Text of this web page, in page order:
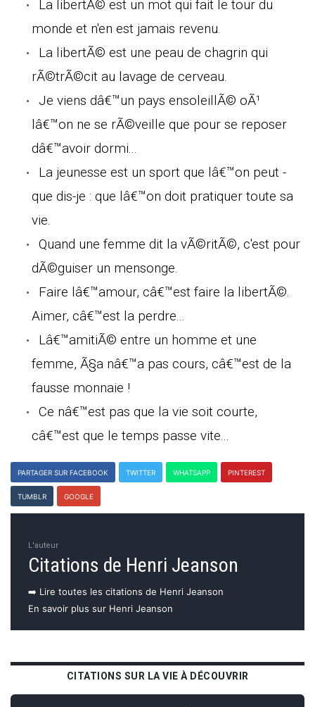
La libertÃ© est un mot qui fait le tour du
monde et n'en est jamais revenu.
La libertÃ© est une peau de chagrin qui
rÃ©trÃ©cit au lavage de cerveau.
Je viens dâ€™un pays ensoleillÃ© oÃ¹
lâ€™on ne se rÃ©veille que pour se reposer
dâ€™avoir dormi...
La jeunesse est un sport que lâ€™on peut -
que dis-je : que lâ€™on doit pratiquer toute sa
vie.
Quand une femme dit la vÃ©ritÃ©, c'est pour
dÃ©guiser un mensonge.
Faire lâ€™amour, câ€™est faire la libertÃ©.
Aimer, câ€™est la perdre...
Lâ€™amitiÃ© entre un homme et une
femme, Ã§a nâ€™a pas cours, câ€™est de la
fausse monnaie !
Ce nâ€™est pas que la vie soit courte,
câ€™est que le temps passe vite...
PARTAGER SUR FACEBOOK TWITTER WHATSAPP PINTEREST
TUMBLR GOOGLE
L'auteur
Citations de Henri Jeanson
➡️ Lire toutes les citations de Henri Jeanson
En savoir plus sur Henri Jeanson
CITATIONS SUR LA VIE À DÉCOUVRIR